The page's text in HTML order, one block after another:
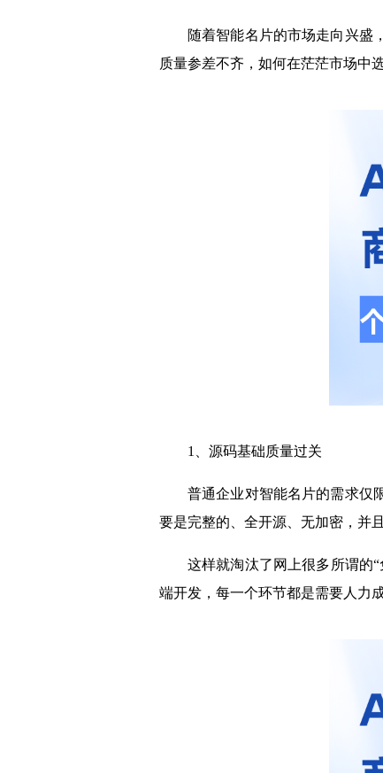
随着智能名片的市场走向兴盛
质量参差不齐，如何在茫茫市场中
1、源码基础质量过关
普通企业对智能名片的需求仅
要是完整的、全开源、无加密，并
这样就淘汰了网上很多所谓的
端开发，每一个环节都是需要人力